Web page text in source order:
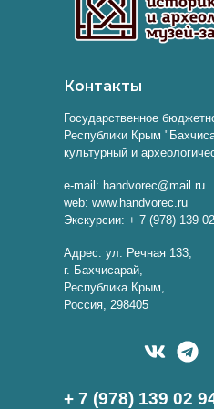
Контакты
Государственное
Республики Крым
культурный и
e-mail: handvorec@mail.ru
web: www.handvorec.ru
Экскурсии: + 7 (978) 139
Адрес: ул. Речная 133,
г. Бахчисарай,
Республика Крым,
Россия, 298405
+ 7 (978) 139 02